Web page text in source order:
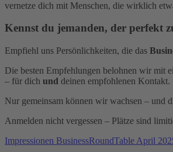
vernetze dich mit Menschen, die wirklich
Kennst du jemanden, der perfekt
Empfiehl uns Persönlichkeiten, die das
Die besten Empfehlungen belohnen wir mit
– für dich und deinen empfohlenen Kontakt.
Nur gemeinsam können wir wachsen – und
Anmelden nicht vergessen – Plätze sind
Impressionen BusinessRoundTable April